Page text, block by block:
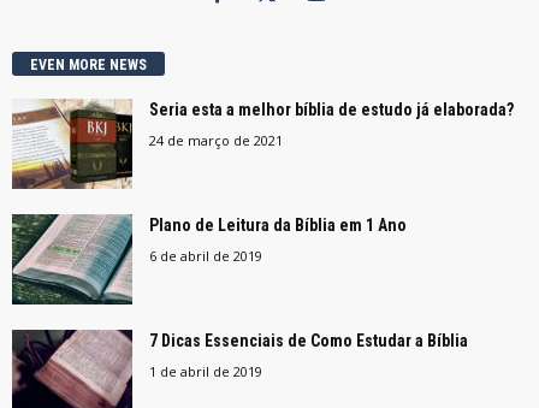
EVEN MORE NEWS
Seria esta a melhor bíblia de estudo já elaborada?
24 de março de 2021
Plano de Leitura da Bíblia em 1 Ano
6 de abril de 2019
7 Dicas Essenciais de Como Estudar a Bíblia
1 de abril de 2019